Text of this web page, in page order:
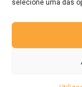
selecione uma das
Rua de Barros n.º 101 –